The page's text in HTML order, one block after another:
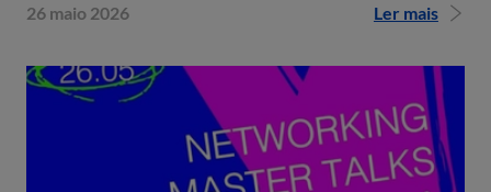
26 maio 2026 Ler mais